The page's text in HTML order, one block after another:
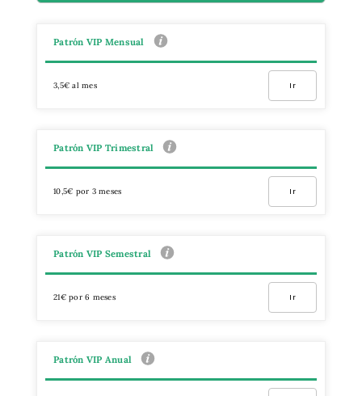
Patrón VIP Mensual
3,5€ al mes Ir
Patrón VIP Trimestral
10,5€ por 3 meses Ir
Patrón VIP Semestral
21€ por 6 meses Ir
Patrón VIP Anual